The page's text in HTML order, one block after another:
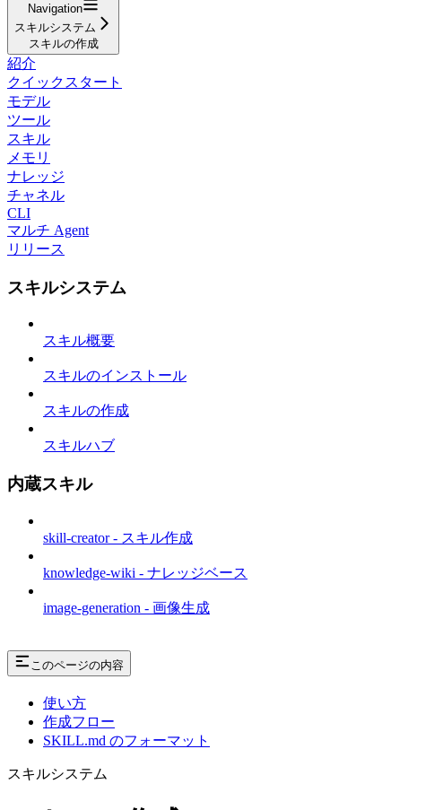
Navigation
スキルシステム
スキルの作成
紹介
クイックスタート
モデル
ツール
スキル
メモリ
ナレッジ
チャネル
CLI
マルチ Agent
リリース
スキルシステム
スキル概要
スキルのインストール
スキルの作成
スキルハブ
内蔵スキル
skill-creator - スキル作成
knowledge-wiki - ナレッジベース
image-generation - 画像生成
このページの内容
使い方
作成フロー
SKILL.md のフォーマット
スキルシステム